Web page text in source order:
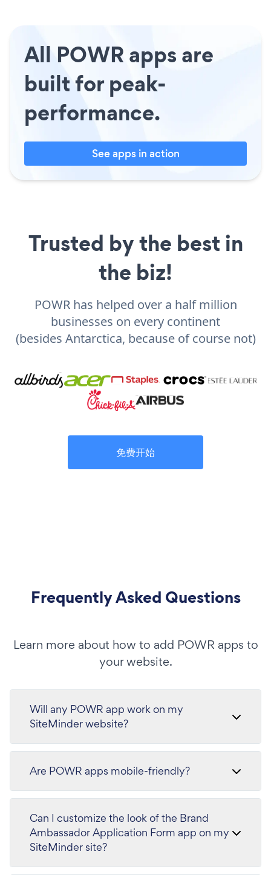
All POWR apps are
built for peak-
performance.
See apps in action
Trusted by the best in
the biz!
POWR has helped over a half million
businesses on every continent
(besides Antarctica, because of course not)
免费开始
Frequently Asked Questions
Learn more about how to add POWR apps to
your website.
Will any POWR app work on my
SiteMinder website?
Are POWR apps mobile-friendly?
Can I customize the look of the Brand
Ambassador Application Form app on my
SiteMinder site?